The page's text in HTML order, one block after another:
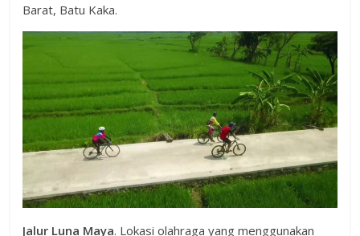
Barat, Batu Kaka.
Jalur Luna Maya. Lokasi olahraga yang menggunakan